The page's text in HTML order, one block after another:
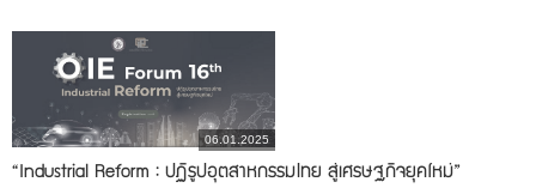
06.01.2025
“Industrial Reform : ปฏิรูปอุตสาหกรรมไทย สู่เศรษฐกิจยุคใหม่”